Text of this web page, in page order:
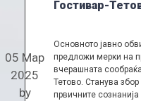
Гостивар-
05 Мар
2025
by
Основното јавно
предложи мерки на
вчерашната
Тетовo. Станува
првичните